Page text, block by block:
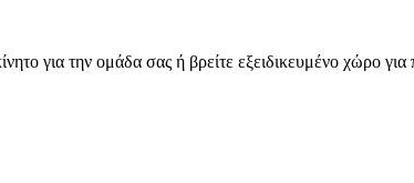
για την ομάδα σας ή βρείτε εξειδικευμένο χώρο